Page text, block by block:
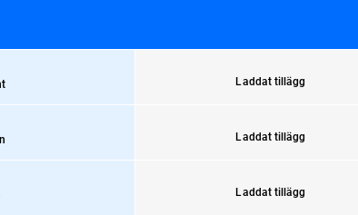
Laddat tillägg
Laddat tillägg
Laddat tillägg